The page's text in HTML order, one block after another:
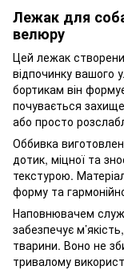
Лежак для
велюру
Цей лежак
відпочинку вашого
бортикам він
почувається
або просто
Оббивка
дотик, міцної та
текстурою.
форму та
Наповнювачем
забезпечує
тварини. Воно не
тривалому